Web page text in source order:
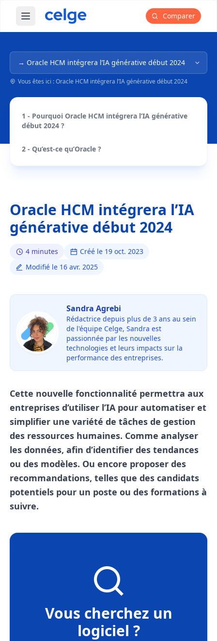
Ouvrir le menu principal Comparer
Navigation dans l'arborescence
Vous êtes ici : Oracle HCM intégrera l’IA générative début 2024
1 - Pourquoi Oracle HCM intégrera l’IA générative
début 2024 ?
2 - Qu’est-ce qu’Oracle ?
Oracle HCM intégrera l’IA
générative début 2024
4 minutes
Créé le 19 oct. 2023
Modifié le 16 avr. 2025
Sandra Agrebi
Rédactrice depuis plus de 3 ans au sein
de l'équipe Celge, Sandra est
passionnée par les nouvelles
technologies et leurs impacts sur la
performance des entreprises.
Cette nouvelle fonctionnalité permettra aux
entreprises d’utiliser l’IA pour automatiser et
simplifier une variété de tâches de gestion
des ressources humaines. Comme analyser
les données, afin d’identifier des tendances
ou des modèles. Ou encore proposer des
recommandations, telles que des candidats
potentiels pour un poste ou des formations à
suivre.
Vous cherchez un
logiciel ?